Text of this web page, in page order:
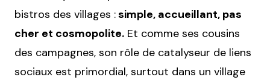
bistros des villages :simple, accueillant, pas
cher et cosmopolite. Et comme ses cousins
des campagnes, son rôle de catalyseur de liens
sociaux est primordial, surtout dans un village